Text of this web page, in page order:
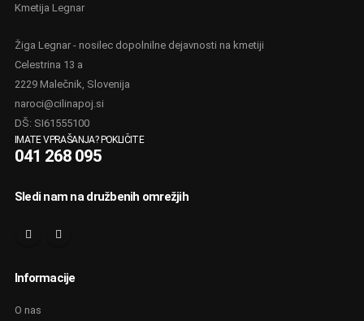
Kmetija Legnar
Žiga Legnar - nosilec dopolnilne dejavnosti na kmetiji
Celestrina 13 a
2229 Malečnik, Slovenija
naroci@cilinapoj.si
DŠ: SI61555100
IMATE VPRAŠANJA? POKLIČITE
041 268 095
Sledi nam na družbenih omrežjih
Informacije
O nas